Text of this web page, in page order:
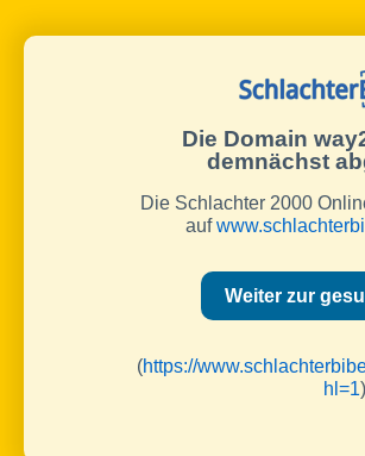
Die Domain
demnächst
Die Schlachter 2000
auf
Weiter zur
(https://
hl=1)